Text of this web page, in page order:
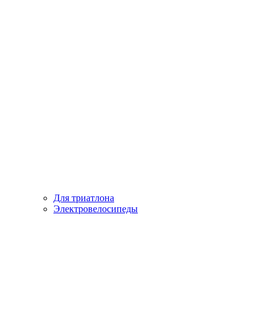
Для триатлона
Электровелосипеды